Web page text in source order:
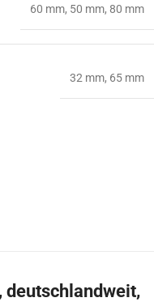
60 mm, 50 mm, 80 mm
32 mm, 65 mm
deutschlandweit,